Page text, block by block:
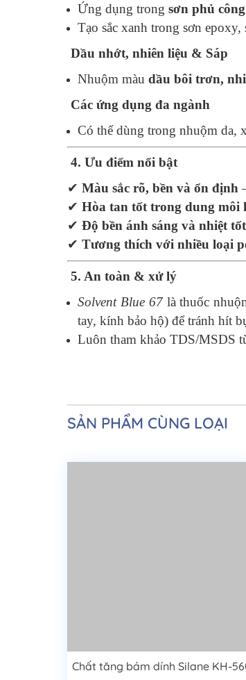
Ứng dụng trong sơn phủ
Tạo sắc xanh trong sơn
Dầu nhớt, nhiên liệu & Sáp
Nhuộm màu dầu bôi trơn,
Các ứng dụng đa ngành
Có thể dùng trong nhuộm da,
4. Ưu điểm nổi bật
✔ Màu sắc rõ, bền và ổn định
✔ Hòa tan tốt trong dung môi
✔ Độ bền ánh sáng và nhiệt tốt
✔ Tương thích với nhiều loại
5. An toàn & xử lý
Solvent Blue 67là thuốc
tay, kính bảo hộ) để tránh hít
Luôn tham khảo TDS/MSDS
SẢN PHẨM CÙNG LOẠI
Chất tăng bám dính Silane KH-